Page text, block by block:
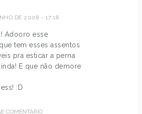
DE 2008 - 17:18
Adooro esse
tem esses assentos
pra esticar a perna
E que não demore
:D
COMENTÁRIO